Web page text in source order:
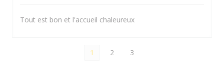
Tout est bon et l'accueil chaleureux
1 2 3